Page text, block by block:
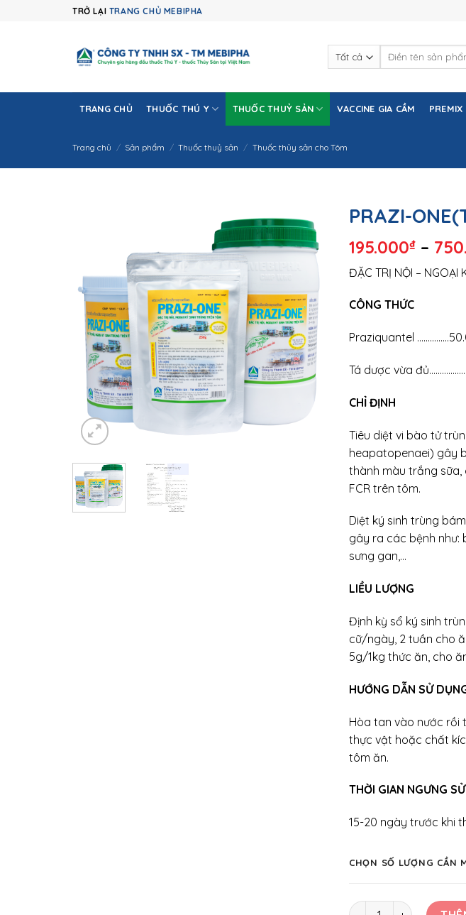
TRỞ LẠI TRANG CHỦ MEBIPHA
Tìm
TRANG CHỦ THUỐC THÚ Y THUỐC THUỶ SẢN VACCINE GIA CẦM
Trang chủ / Sản phẩm / Thuốc thuỷ sản / Thuốc thủy sản cho Tôm
PRAZI-
195.000₫–
ĐẶC TRỊ NỘI – NGOẠI
CÔNG THỨC
Praziquantel
Tá dược vừa
CHỈ ĐỊNH
Tiêu diệt vi bào tử
heapatopenaei) gây
thành màu trắng
FCR trên tôm.
Diệt ký sinh trùng
gây ra các bệnh như:
sưng gan,…
LIỀU LƯỢNG
Định kỳ sổ ký sinh
cữ/ngày, 2 tuần cho
5g/1kg thức ăn, cho
HƯỚNG DẪN SỬ
Hòa tan vào nước rồi
thực vật hoặc chất
tôm ăn.
THỜI GIAN NGƯNG
15-20 ngày trước khi
CHỌN SỐ LƯỢNG CẦN
PRAZI-ONE(TÔM) số